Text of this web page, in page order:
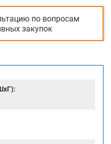
по вопросам
закупок